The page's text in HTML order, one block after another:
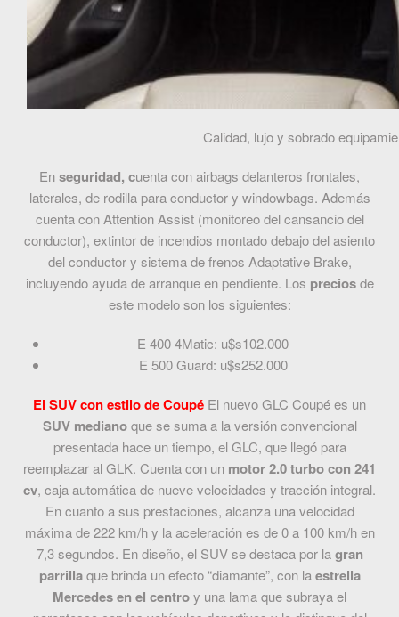
Calidad, lujo y sobrado
Enseguridad, cuenta con airbags delanteros frontales,
laterales, de rodilla para conductor y windowbags. Además
cuenta con Attention Assist (monitoreo del cansancio del
conductor), extintor de incendios montado debajo del asiento
del conductor y sistema de frenos Adaptative Brake,
incluyendo ayuda de arranque en pendiente. Los preciosde
este modelo son los siguientes:
E 400 4Matic: u$s102.000
E 500 Guard: u$s252.000
El SUV con estilo de Coupé El nuevo GLC Coupé es un
SUV medianoque se suma a la versión convencional
presentada hace un tiempo, el GLC, que llegó para
reemplazar al GLK. Cuenta con un motor 2.0 turbo con 241
cv, caja automática de nueve velocidades y tracción integral.
En cuanto a sus prestaciones, alcanza una velocidad
máxima de 222 km/h y la aceleración es de 0 a 100 km/h en
7,3 segundos. En diseño, el SUV se destaca por lagran
parrillaque brinda un efecto “diamante”, con laestrella
Mercedes en el centroy una lama que subraya el